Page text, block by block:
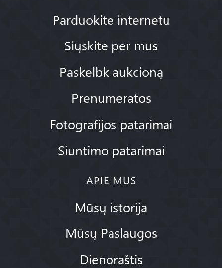
Parduokite internetu
Siųskite per mus
Paskelbk aukcioną
Prenumeratos
Fotografijos patarimai
Siuntimo patarimai
APIE MUS
Mūsų istorija
Mūsų Paslaugos
Dienoraštis